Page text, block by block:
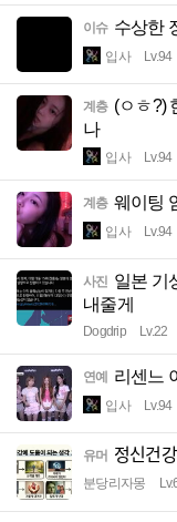
이슈 수상한
입사 Lv.94
계층 (ㅇㅎ?)
나
입사 Lv.94
계층 웨이팅
입사 Lv.94
사진 일본 기
내줄게
Dogdrip Lv.22
연예 리센느
입사 Lv.94
유머
분당리자몽